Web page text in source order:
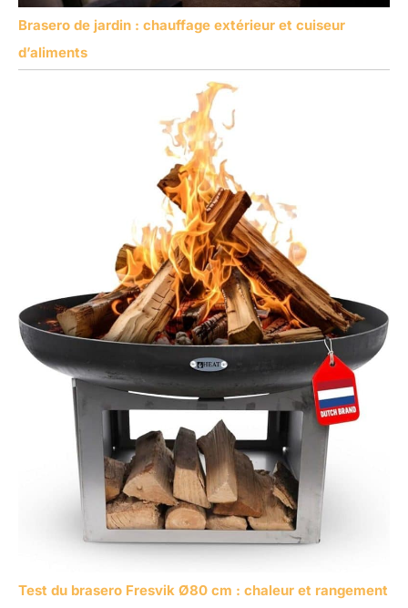
Brasero de jardin : chauffage extérieur et cuiseur
d’aliments
Test du brasero Fresvik Ø80 cm : chaleur et rangement